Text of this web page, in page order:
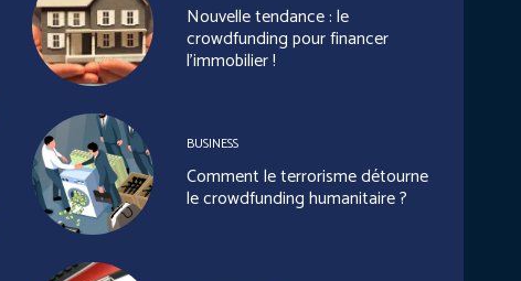
Nouvelle tendance : le
crowdfunding pour financer
l’immobilier !
BUSINESS
Comment le terrorisme détourne
le crowdfunding humanitaire ?